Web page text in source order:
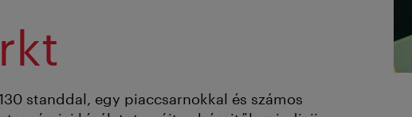
standdal, egy piaccsarnokkal és számos